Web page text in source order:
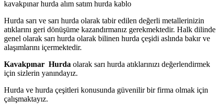
kavakpınar hurda alım satım hurda kablo
Hurda sarı ve sarı hurda olarak tabir edilen değerli metallerinizin
atıklarını geri dönüşüme kazandırmanız gerekmektedir. Halk dilinde
genel olarak sarı hurda olarak bilinen hurda çeşidi aslında bakır ve
alaşımlarını içermektedir.
Kavakpınar Hurda olarak sarı hurda atıklarınızı değerlendirmek
için sizlerin yanındayız.
Hurda ve hurda çeşitleri konusunda güvenilir bir firma olmak için
çalışmaktayız.